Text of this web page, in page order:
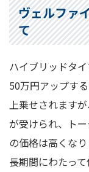
ヴェルファ
て
ハイブリッドタ
50万円アップす
上乗せされます
が受けられ、ト
の価格は高くな
長期間にわたっ